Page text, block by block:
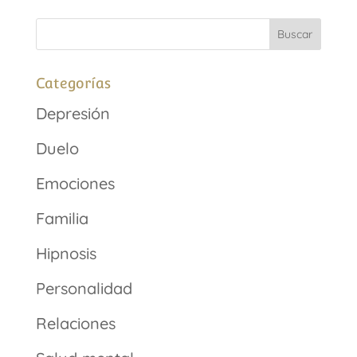
Categorías
Depresión
Duelo
Emociones
Familia
Hipnosis
Personalidad
Relaciones